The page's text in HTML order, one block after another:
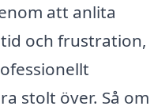
att anlita
och frustration,
stolt över. Så om